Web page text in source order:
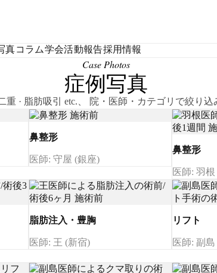
真コラム学会活動報告採用情報
Case Photos
症例写真
重 · 脂肪吸引 etc.、 院・医師・カテゴリで絞り込
鼻整形
医師: 守屋 (銀座)
鼻整形
医師: 羽
脂肪注入・豊胸
医師: 王 (新宿)
リフト
医師: 副